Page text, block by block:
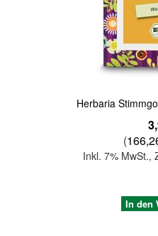
Herbaria
(
Inkl. 7% MwSt.,
In den